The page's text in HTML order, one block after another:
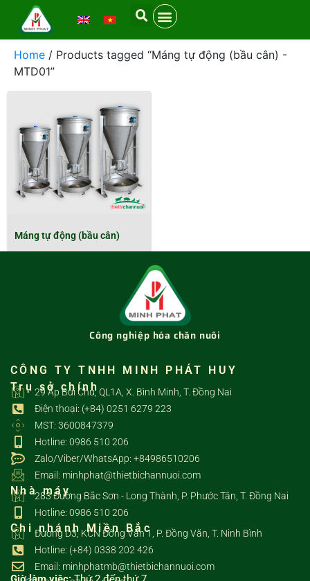
Home / Products tagged “Máng tự động (bầu cân) -
MTD01”
Máng tự động (bầu cân)
Công nghiệp hóa chăn nuôi
CÔNG TY TNHH MINH PHÁT HUY
Trụ sở chính
29 Ấp Bùi Chu, QL1A, X. Bình Minh, T. Đồng Nai
Điện thoại: (+84) 0251 6279 223
MST: 3600847379
Hotline: 0986 510 206
Zalo/Viber/WhatsApp: +84986510206
Email: minhphat@thietbichannuoi.com
Nhà máy
283 Đường Bắc Sơn - Long Thành, P. Phước Tân, T. Đồng Nai
Hotline: 0986 510 206
Chi nhánh Miền Bắc
Đường D3, KCN Đồng Văn 1, P. Đồng Văn, T. Ninh Bình
Hotline: (+84) 0338 202 426
Email: minhphatmb@thietbichannuoi.com